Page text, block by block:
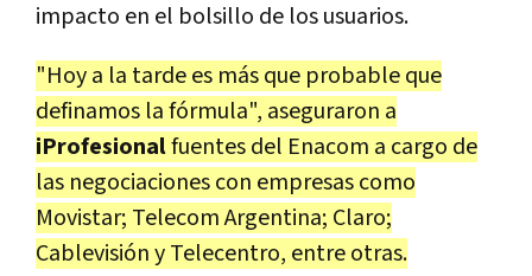
impacto en el bolsillo de los usuarios.
"Hoy a la tarde es más que probable que
definamos la fórmula", aseguraron a
iProfesionalfuentes del Enacom a cargo de
las negociaciones con empresas como
Movistar; Telecom Argentina; Claro;
Cablevisión y Telecentro, entre otras.